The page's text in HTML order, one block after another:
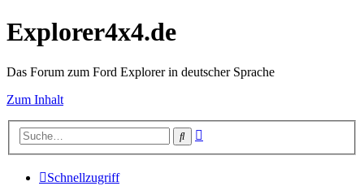
Explorer4x4.de
Das Forum zum Ford Explorer in deutscher Sprache
Zum Inhalt
Suche
Schnellzugriff